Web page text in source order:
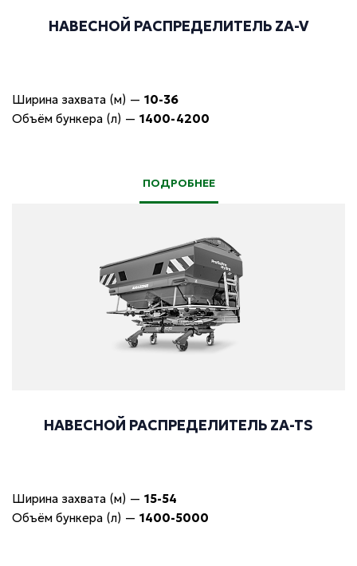
НАВЕСНОЙ РАСПРЕДЕЛИТЕЛЬ ZA-V
Ширина захвата (м) — 10-36
Объём бункера (л) — 1400-4200
ПОДРОБНЕЕ
НАВЕСНОЙ РАСПРЕДЕЛИТЕЛЬ ZA-TS
Ширина захвата (м) — 15-54
Объём бункера (л) — 1400-5000